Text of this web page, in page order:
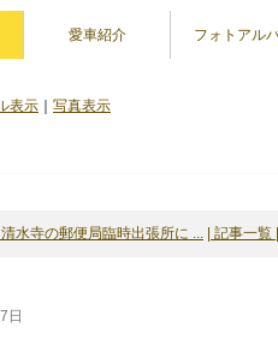
愛車紹介 フォトアル
表示 写真表示
水寺の郵便局臨時出張所に ... | 記事一覧 |
日